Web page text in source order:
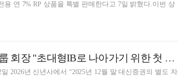
용 연 7% RP 상품을 특별 판매한다고 7일 밝혔다.이번 상
이어룡 대신파이낸셜그룹 회장 "초대형IB로 나아가기 위한 첫 걸음…'더 큰 회사' 도약" [2026 신년사]
2026년 신년사에서 “2025년 12월 말 대신증권의 별도 자